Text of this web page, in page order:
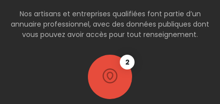
Nos artisans et entreprises qualifiées font partie d’un
annuaire professionnel, avec des données publiques dont
vous pouvez avoir accès pour tout renseignement.
2